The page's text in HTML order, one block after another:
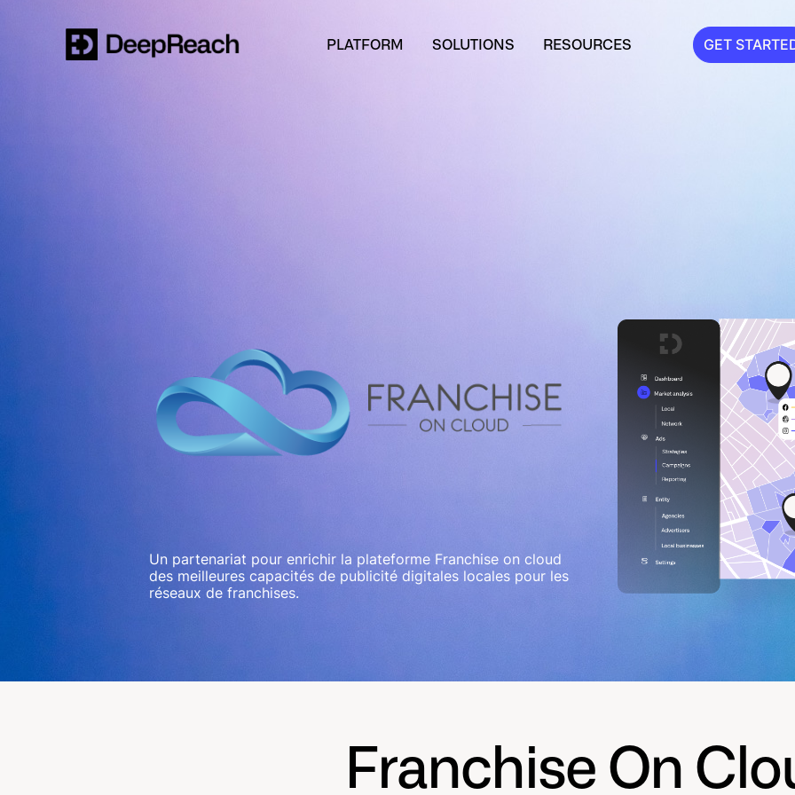
PLATFORM SOLUTIONS RESOURCES GET
Un partenariat pour enrichir la plateforme Franchise on cloud
des meilleures capacités de publicité digitales locales pour les
réseaux de franchises.
Franchise On